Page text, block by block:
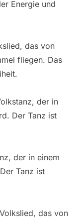
Energie und
das von
fliegen. Das
der in
Der Tanz ist
der in einem
Tanz ist
das von